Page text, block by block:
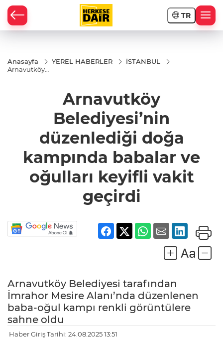
TR
Anasayfa YEREL HABERLER
İSTANBUL
Arnavutköy
Arnavutköy
Belediyesi’nin
düzenlediği doğa
kampında babalar ve
oğulları keyifli vakit
geçirdi
Arnavutköy Belediyesi tarafından
İmrahor Mesire Alanı’nda düzenlenen
baba-oğul kampı renkli görüntülere
sahne oldu
Haber Giriş Tarihi: 24.08.2025 13:51